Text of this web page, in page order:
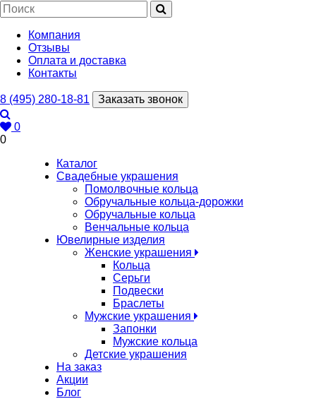
Компания
Отзывы
Оплата и доставка
Контакты
8 (495) 280-18-81 Заказать звонок
0
0
Каталог
Свадебные украшения
Помолвочные кольца
Обручальные кольца-дорожки
Обручальные кольца
Венчальные кольца
Ювелирные изделия
Женские украшения
Кольца
Серьги
Подвески
Браслеты
Мужские украшения
Запонки
Мужские кольца
Детские украшения
На заказ
Акции
Блог